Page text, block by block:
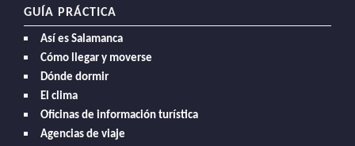
GUÍA PRÁCTICA
Así es Salamanca
Cómo llegar y moverse
Dónde dormir
El clima
Oficinas de información turística
Agencias de viaje